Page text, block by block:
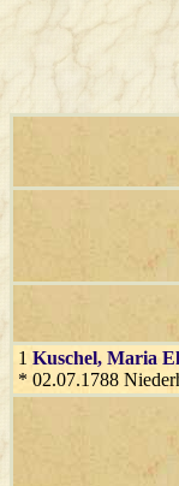
1 Kuschel, Maria
* 02.07.1788